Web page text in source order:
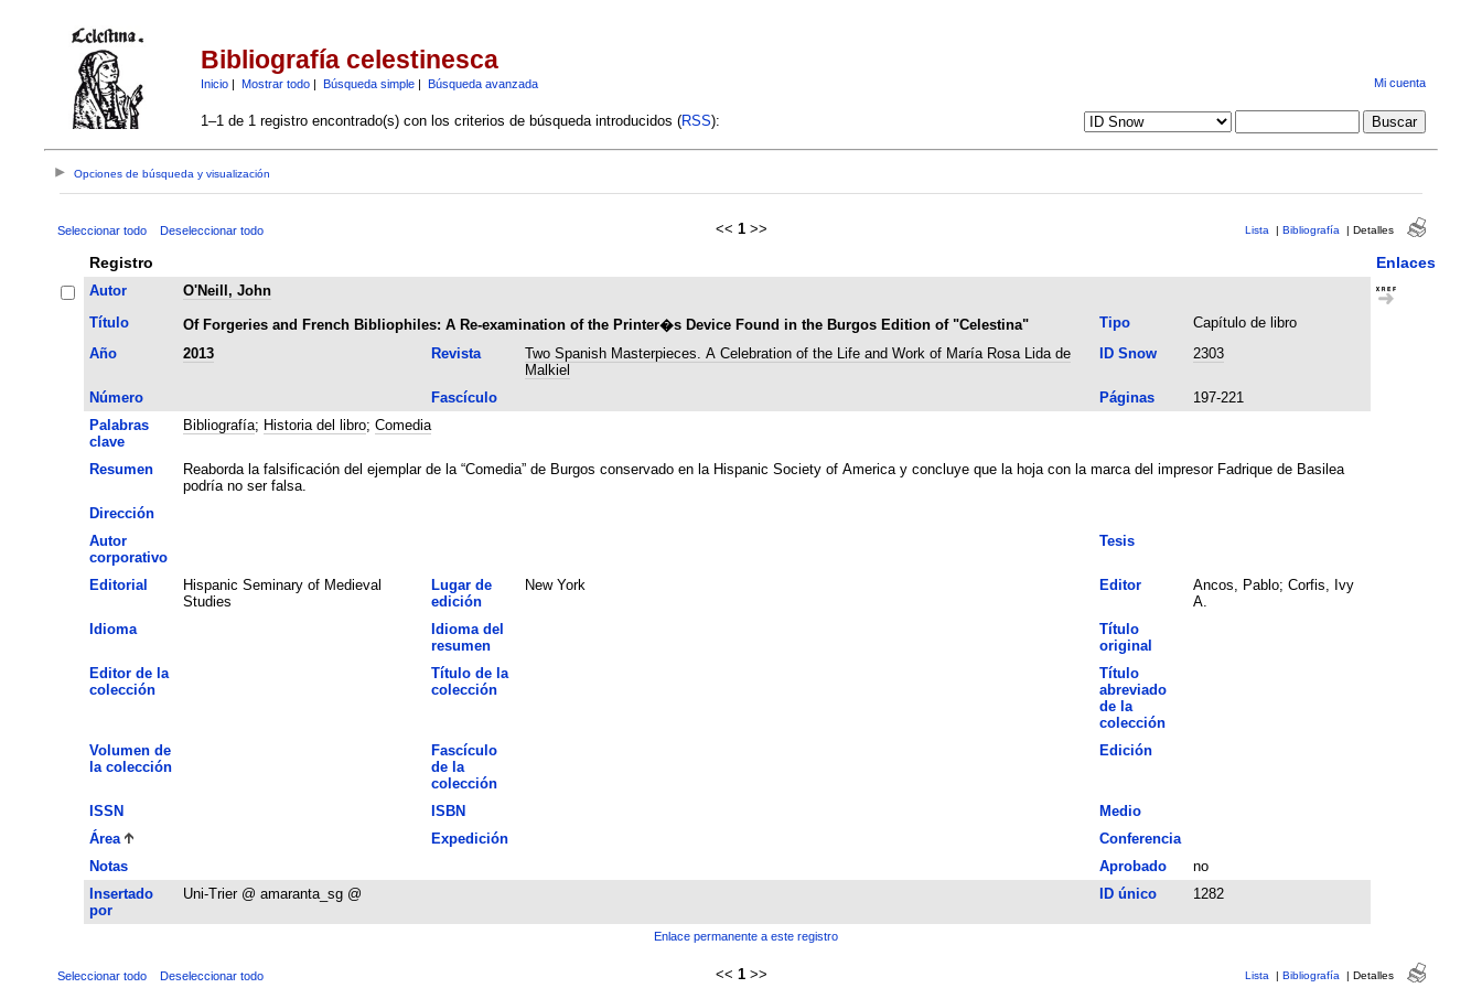
Bibliografía celestinesca
Inicio| Mostrar todo| Búsqueda simple| Búsqueda avanzada Mi cuenta
1–1 de 1 registro encontrado(s) con los criterios de búsqueda introducidos (RSS):
Opciones de búsqueda y visualización
Seleccionar todo Deseleccionar todo << 1 >> Lista | Bibliografía | Detalles
Registro Enlaces
Autor
O'Neill, John
Título
Of Forgeries and French Bibliophiles: A Re-examination of the Printer�s Device Found in the Burgos Edition of "Celestina" Tipo
Capítulo de libro
Año
2013 Revista
Two Spanish Masterpieces. A Celebration of the Life and Work of María Rosa Lida de
Malkiel
ID Snow 2303
Número Fascículo Páginas
197-221
Palabras
clave
Bibliografía; Historia del libro; Comedia
Resumen
Reaborda la falsificación del ejemplar de la “Comedia” de Burgos conservado en la Hispanic Society of America y concluye que la hoja con la marca del impresor Fadrique de Basilea
podría no ser falsa.
Dirección
Autor
corporativo
Tesis
Editorial
Hispanic Seminary of Medieval
Studies
Lugar de
edición
New York Editor
Ancos, Pablo; Corfis, Ivy
A.
Idioma
Idioma del
resumen
Título
original
Editor de la
colección
Título de la
colección
Título
abreviado
de la
colección
Volumen de
la colección
Fascículo
de la
colección
Edición
ISSN ISBN
Medio
Área
Expedición
Conferencia
Notas
Aprobado
no
Insertado
por
Uni-Trier @ amaranta_sg @ ID único 1282
Enlace permanente a este registro
Seleccionar todo Deseleccionar todo << 1 >> Lista | Bibliografía | Detalles